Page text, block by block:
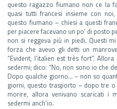
questo ragazzo fiumano non ce la
quasi tutti francesi insieme con
questo fiumano – chiesi a questi
per piacere facevano un po’ di posto
non si reggeva più in piedi. Questi
forza che avevo gli detti un
“Evident, l’italien est très fort”.
sedermi; dico: “No, non sono io che
Dopo qualche giorno… – non so
giorni, questo trasporto – dopo tre
morire, allora venivano scaricati i
sedermi anch’io.